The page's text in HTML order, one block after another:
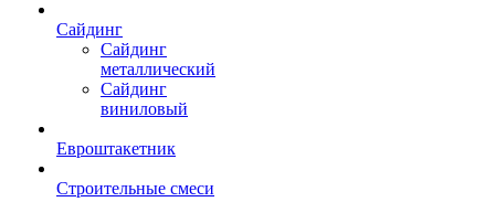
Сайдинг
Сайдинг
металлический
Сайдинг
виниловый
Евроштакетник
Строительные смеси